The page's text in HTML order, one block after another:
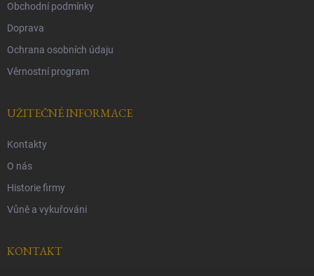
Obchodní podmínky
Doprava
Ochrana osobních údaju
Věrnostní program
UŽITEČNÉ INFORMACE
Kontakty
O nás
Historie firmy
Vůně a vykuřováni
KONTAKT